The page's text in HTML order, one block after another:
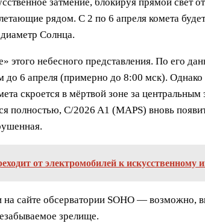
затмение, блокируя прямой свет
рядом. С 2 по 6 апреля комета
Солнца.
этого небесного представления. По его
до 6 апреля (примерно до 8:00 мск).
скроется в мёртвой зоне за
полностью, C/2026 A1 (MAPS) вновь
от электромобилей к искусственному
сайте обсерватории SOHO — возможно,
зрелище.